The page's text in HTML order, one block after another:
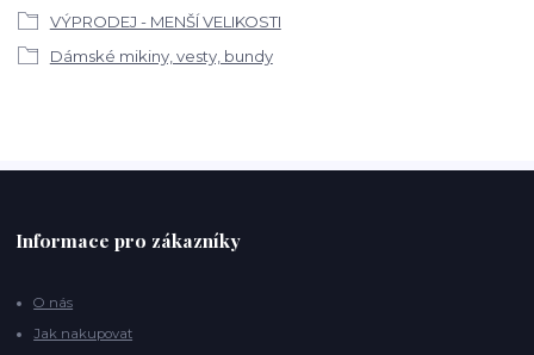
VÝPRODEJ - MENŠÍ VELIKOSTI
Dámské mikiny, vesty, bundy
Informace pro zákazníky
O nás
Jak nakupovat